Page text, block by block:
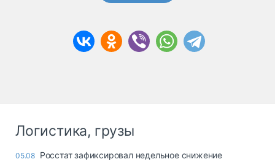
Логистика, грузы
05.08 Росстат зафиксировал недельное снижение